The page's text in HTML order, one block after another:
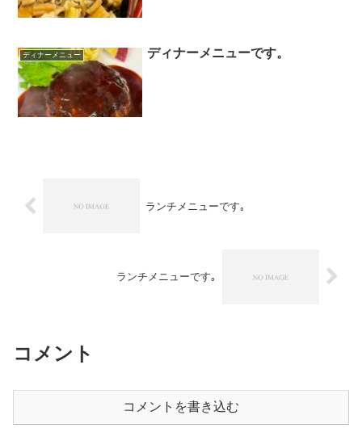
ディナーメニュー ディナーメニューです。
ランチメニューです｡
ランチメニューです｡
コメント
コメントを書き込む